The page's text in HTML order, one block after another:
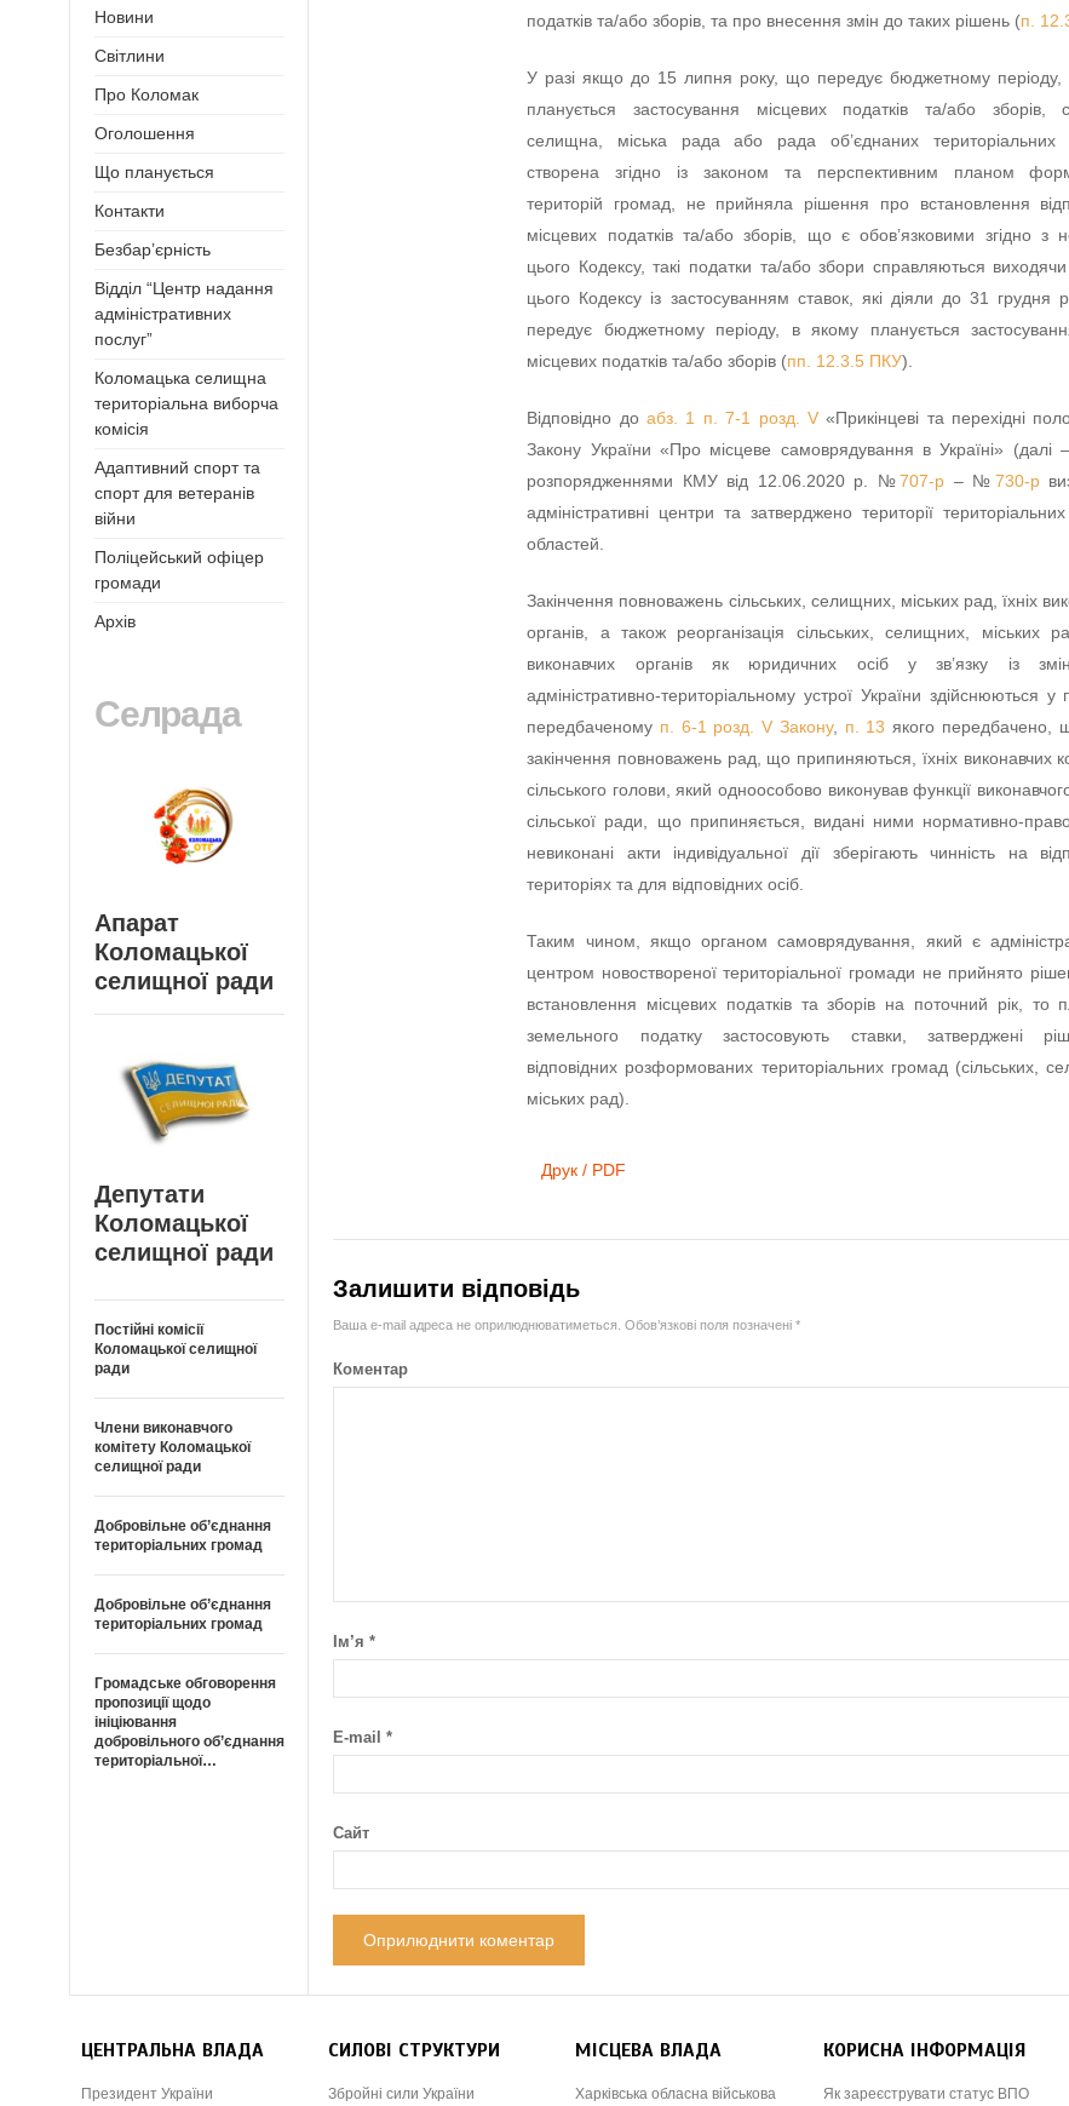
податків та/або зборів, та про внесення змін до таких рішень (п.
У разі якщо до 15 липня року, що передує бюджетному періоду,
планується застосування місцевих податків та/або зборів,
селищна, міська рада або рада об’єднаних територіальних
створена згідно із законом та перспективним планом
територій громад, не прийняла рішення про встановлення
місцевих податків та/або зборів, що є обов’язковими згідно з
цього Кодексу, такі податки та/або збори справляються
цього Кодексу із застосуванням ставок, які діяли до 31 грудня
передує бюджетному періоду, в якому планується
місцевих податків та/або зборів (пп. 12.3.5 ПКУ).
Відповідно до абз. 1 п. 7-1 розд. V«Прикінцеві та перехідні
Закону України «Про місцеве самоврядування в Україні» (далі
розпорядженнями КМУ від 12.06.2020 р. №707-р – № 730-р
адміністративні центри та затверджено території
областей.
Закінчення повноважень сільських, селищних, міських рад, їхніх
органів, а також реорганізація сільських, селищних, міських
виконавчих органів як юридичних осіб у зв’язку із
адміністративно-територіальному устрої України здійснюються у
передбаченому п. 6-1 розд. V Закону, п. 13 якого передбачено,
закінчення повноважень рад, що припиняються, їхніх виконавчих
сільського голови, який одноособово виконував функції
сільської ради, що припиняється, видані ними нормативно-
невиконані акти індивідуальної дії зберігають чинність на
територіях та для відповідних осіб.
Таким чином, якщо органом самоврядування, який є
центром новоствореної територіальної громади не прийнято
встановлення місцевих податків та зборів на поточний рік, то
земельного податку застосовують ставки, затверджені
відповідних розформованих територіальних громад (сільських,
міських рад).
Друк / PDF
Залишити відповідь
Ваша e-mail адреса не оприлюднюватиметься. Обов’язкові поля позначені*
Коментар
Ім’я*
E-mail*
Сайт
Новини
Світлини
Про Коломак
Оголошення
Що планується
Контакти
Безбар’єрність
Відділ “Центр надання
адміністративних
послуг”
Коломацька селищна
територіальна виборча
комісія
Адаптивний спорт та
спорт для ветеранів
війни
Поліцейський офіцер
громади
Архів
Селрада
Апарат
Коломацької
селищної ради
Депутати
Коломацької
селищної ради
Постійні комісії
Коломацької селищної
ради
Члени виконавчого
комітету Коломацької
селищної ради
Добровільне об’єднання
територіальних громад
Добровільне об’єднання
територіальних громад
Громадське обговорення
пропозиції щодо
ініціювання
добровільного об’єднання
територіальної…
ЦЕНТРАЛЬНА ВЛАДА
Президент України
СИЛОВІ СТРУКТУРИ
Збройні сили України
МІСЦЕВА ВЛАДА
Харківська обласна військова
КОРИСНА ІНФОРМАЦІЯ
Як зареєструвати статус ВПО